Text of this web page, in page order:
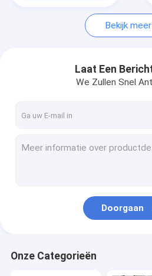
Koolstofstaalstaaf
roestvrij stalen plaat
Roestvrijstalen pijp
Roestvrijstalen strip
Koolstofstaalpijp
Bekijk meer
Laat Een
We Zullen Snel
Doorgaan
Onze Categorieën